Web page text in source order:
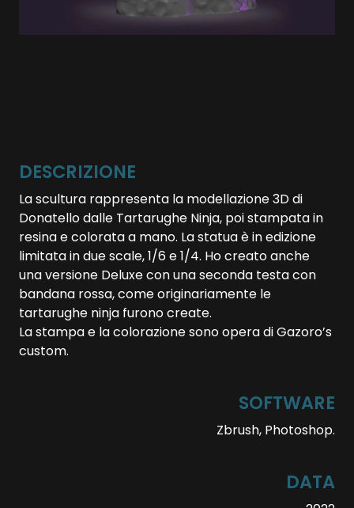
DESCRIZIONE
La scultura rappresenta la modellazione 3D di
Donatello dalle Tartarughe Ninja, poi stampata in
resina e colorata a mano. La statua è in edizione
limitata in due scale, 1/6 e 1/4. Ho creato anche
una versione Deluxe con una seconda testa con
bandana rossa, come originariamente le
tartarughe ninja furono create.
La stampa e la colorazione sono opera di Gazoro’s
custom.
SOFTWARE
Zbrush, Photoshop.
DATA